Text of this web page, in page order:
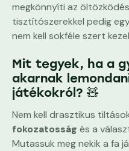
megkönnyíti az
tisztítószerekkel pedig
nem kell sokféle szert
Mit tegyek, ha a
akarnak
játékokról? 🧸
Nem kell drasztikus
fokozatosság és a
Mutassuk meg nekik a fa